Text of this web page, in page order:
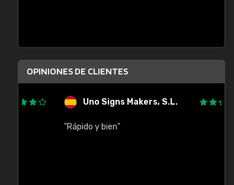
OPINIONES DE CLIENTES
Uno Signs Makers, S.L.
"Rápido y bien"